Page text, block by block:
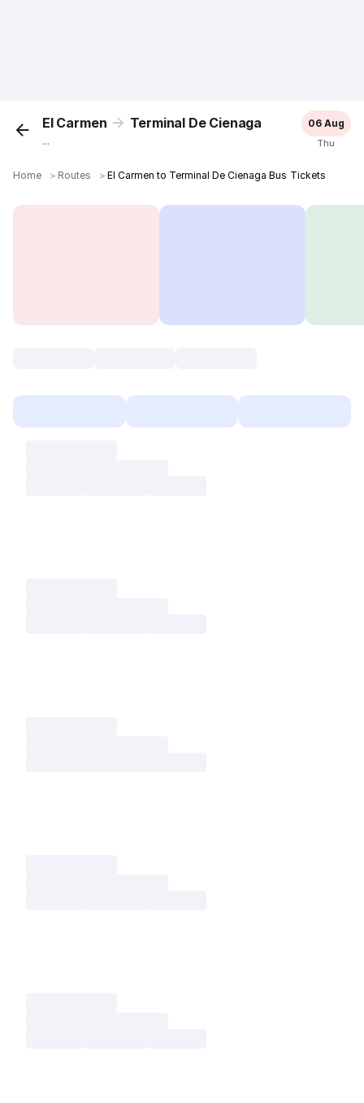
El Carmen Terminal De Cienaga
...
06 Aug
Thu
Home ＞ Routes ＞El Carmen to Terminal De Cienaga Bus Tickets